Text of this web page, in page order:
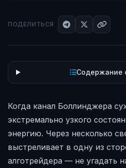
ПОДЕЛИТЬСЯ
Содержание
Когда канал Боллинджера
экстремально узкого
энергию. Через несколько
выстреливает в одну из
алготрейдера — не угадать